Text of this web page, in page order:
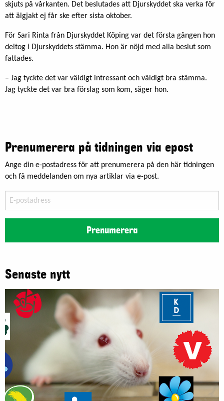
skjuts på vårkanten. Det beslutades att Djurskyddet ska verka för
att älgjakt ej får ske efter sista oktober.
För Sari Rinta från Djurskyddet Köping var det första gången hon
deltog i Djurskyddets stämma. Hon är nöjd med alla beslut som
fattades.
– Jag tyckte det var väldigt intressant och väldigt bra stämma.
Jag tyckte det var bra förslag som kom, säger hon.
Prenumerera på tidningen via epost
Ange din e-postadress för att prenumerera på den här tidningen
och få meddelanden om nya artiklar via e-post.
postadress
Prenumerera
Senaste nytt